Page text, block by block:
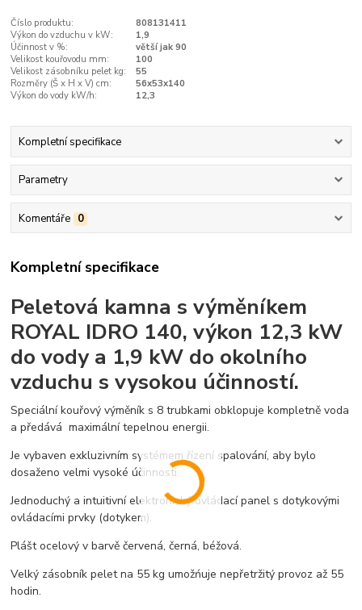
Číslo produktu:
808131411
Výkon do vzduchu v kW:
1,9
Účinnost v %:
větší jak 90
Velikost kouřovodu mm:
100
Velikost zásobníku pelet kg:
55
Rozměry (Š x H x V) cm:
56x53x140
Výkon do vody kW/h:
12,3
Kompletní specifikace
Parametry
Komentáře 0
Kompletní specifikace
Peletová kamna s výměníkem
ROYAL IDRO 140, výkon 12,3 kW
do vody a 1,9 kW do okolního
vzduchu s vysokou účinností.
Speciální kouřový výměník s 8 trubkami obklopuje kompletně voda
a předává maximální tepelnou energii.
Je vybaven exkluzivním systémem řízení spalování, aby bylo
dosaženo velmi vysoké účinnosti.
Jednoduchý a intuitivní elektronický ovládací panel s dotykovými
ovládacími prvky (dotykem).
Plášt ocelový v barvě červená, černá, béžová.
Velký zásobník pelet na 55 kg umožńuje nepřetržitý provoz až 55
hodin.